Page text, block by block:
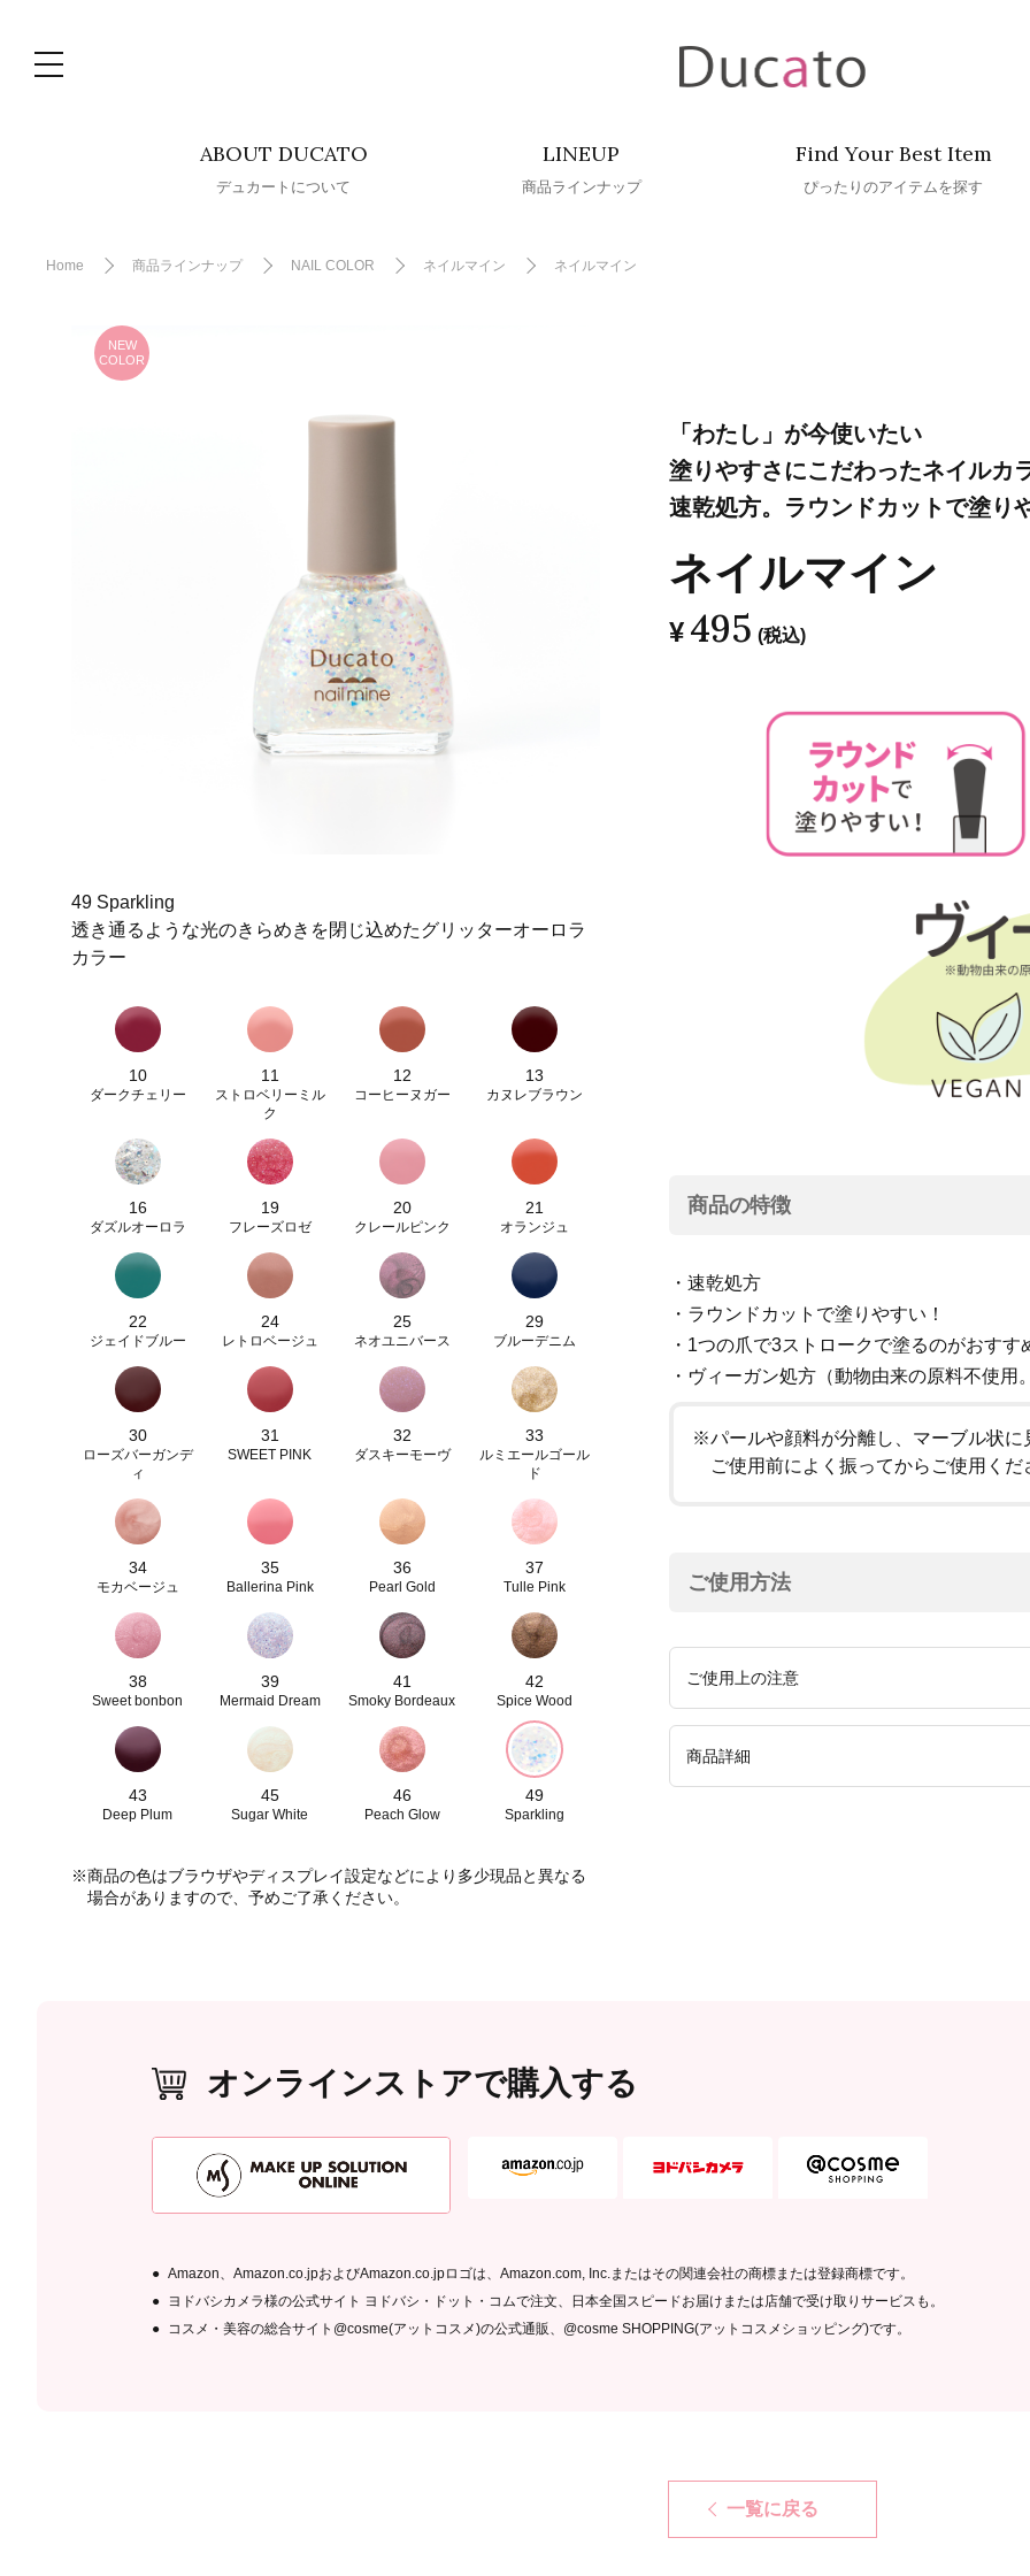
ABOUT DUCATO
デュカートについて
LINEUP
商品ラインナップ
Find Your Best Item
ぴったりのアイテムを探す
Home 商品ラインナップ NAIL COLOR ネイルマイン ネイルマイン
49 Sparkling
透き通るような光のきらめきを閉じ込めたグリッターオーロラ
カラー
10
ダークチェリー
11
ストロベリーミル
ク
12
コーヒーヌガー
13
カヌレブラウン
16
ダズルオーロラ
19
フレーズロゼ
20
クレールピンク
21
オランジュ
22
ジェイドブルー
24
レトロベージュ
25
ネオユニバース
29
ブルーデニム
30
ローズバーガンデ
ィ
31
SWEET PINK
32
ダスキーモーヴ
33
ルミエールゴール
ド
34
モカベージュ
35
Ballerina Pink
36
Pearl Gold
37
Tulle Pink
38
Sweet bonbon
39
Mermaid Dream
41
Smoky Bordeaux
42
Spice Wood
43
Deep Plum
45
Sugar White
46
Peach Glow
49
Sparkling
※商品の色はブラウザやディスプレイ設定などにより多少現品と異なる
場合がありますので、予めご了承ください。
「わたし」が今使いたい
塗りやすさにこだわったネイルカ
速乾処方。ラウンドカットで塗り
ネイルマイン
¥ 495 (税込)
商品の特徴
・速乾処方
・ラウンドカットで塗りやすい！
・1つの爪で3ストロークで塗るのがおすす
・ヴィーガン処方（動物由来の原料不使用
※パールや顔料が分離し、マーブル状に
ご使用前によく振ってからご使用くだ
ご使用方法
ご使用上の注意
●よく振ってからご使用ください。●爪に異常
●使用後はしっかりフタをしめてください。●
の届く場所に保管しないでください。●可燃性
商品詳細
オンラインストアで購入する
Amazon、Amazon.co.jpおよびAmazon.co.jpロゴは、Amazon.com, Inc.またはその関連会社の商標または登録商標です。
ヨドバシカメラ様の公式サイト ヨドバシ・ドット・コムで注文、日本全国スピードお届けまたは店舗で受け取りサービスも。
コスメ・美容の総合サイト@cosme(アットコスメ)の公式通販、@cosme SHOPPING(アットコスメショッピング)です。
一覧に戻る